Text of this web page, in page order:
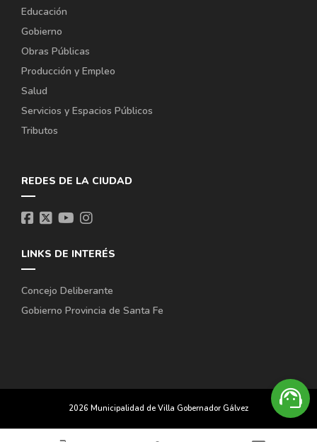
support_agent
Educación
Gobierno
Obras Públicas
Producción y Empleo
Salud
Servicios y Espacios Públicos
Tributos
REDES DE LA CIUDAD
LINKS DE INTERÉS
Concejo Deliberante
Gobierno Provincia de Santa Fe
2026 Municipalidad de Villa Gobernador Gálvez